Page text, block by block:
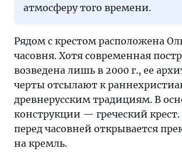
атмосферу того времени.
Рядом с крестом расположена
часовня. Хотя современная
возведена лишь в 2000 г., ее
черты отсылают к
древнерусским традициям. В
конструкции — греческий
перед часовней открывается
на кремль.